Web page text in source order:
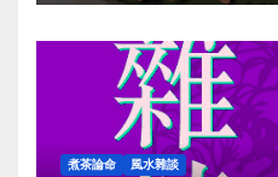
煮茶論命 風水雜談